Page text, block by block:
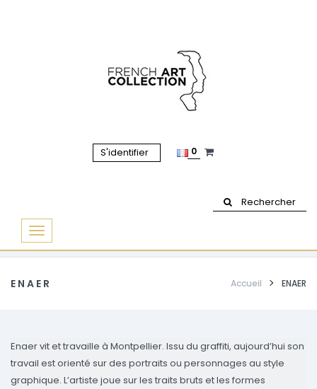
S'identifier 0
Rechercher
Basculer
la
ENAER Accueil ENAER
Enaer vit et travaille à Montpellier. Issu du graffiti, aujourd’hui son
travail est orienté sur des portraits ou personnages au style
graphique. L’artiste joue sur les traits bruts et les formes